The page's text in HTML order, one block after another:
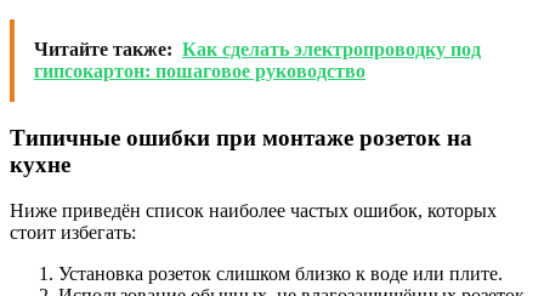
Читайте также: Как сделать электропроводку под
гипсокартон: пошаговое руководство
Типичные ошибки при монтаже розеток на
кухне
Ниже приведён список наиболее частых ошибок, которых
стоит избегать:
Установка розеток слишком близко к воде или плите.